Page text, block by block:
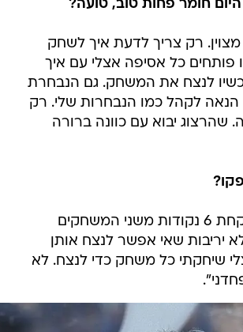
חומר פחות טוב, טועה?
רק צריך לדעת איך לשחק
פותחים כל אסיפה אצלי עם איך
לנצח את המשחק. גם הנבחרת
הנאה לקהל כמו הנבחרות שלי. רק
שהרצוג יבוא עם כוונה ברורה
"צריך לשאוף לקחת 6 נקודות משני המשחקים
יריבות שאי אפשר לנצח אותן
שיחקתי כל משחק כדי לנצח. לא